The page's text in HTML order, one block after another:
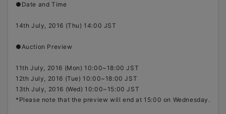
●Date and Time
14th July, 2016 (Thu) 14:00 JST
●Auction Preview
11th July, 2016 (Mon) 10:00~18:00 JST
12th July, 2016 (Tue) 10:00~18:00 JST
13th July, 2016 (Wed) 10:00~15:00 JST
*Please note that the preview will end at 15:00 on Wednesday.